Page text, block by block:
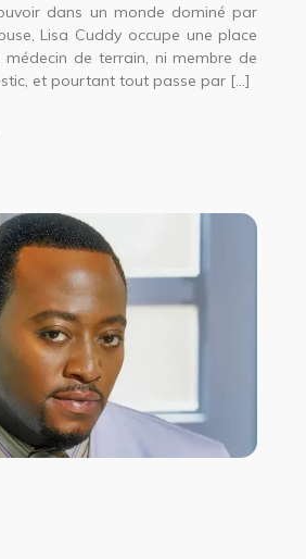
dans un monde dominé par
Lisa Cuddy occupe une place
médecin de terrain, ni membre de
et pourtant tout passe par […]